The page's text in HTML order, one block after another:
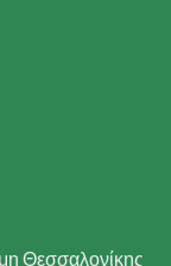
Θεσσαλονίκης